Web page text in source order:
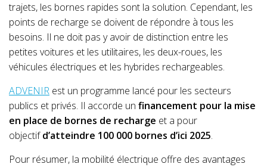
trajets, les bornes rapides sont la solution. Cependant, les
points de recharge se doivent de répondre à tous les
besoins. Il ne doit pas y avoir de distinction entre les
petites voitures et les utilitaires, les deux-roues, les
véhicules électriques et les hybrides rechargeables.
ADVENIR est un programme lancé pour les secteurs
publics et privés. Il accorde un financement pour la mise
en place de bornes de recharge et a pour
objectifd’atteindre 100 000 bornes d’ici 2025.
Pour résumer, la mobilité électrique offre des avantages